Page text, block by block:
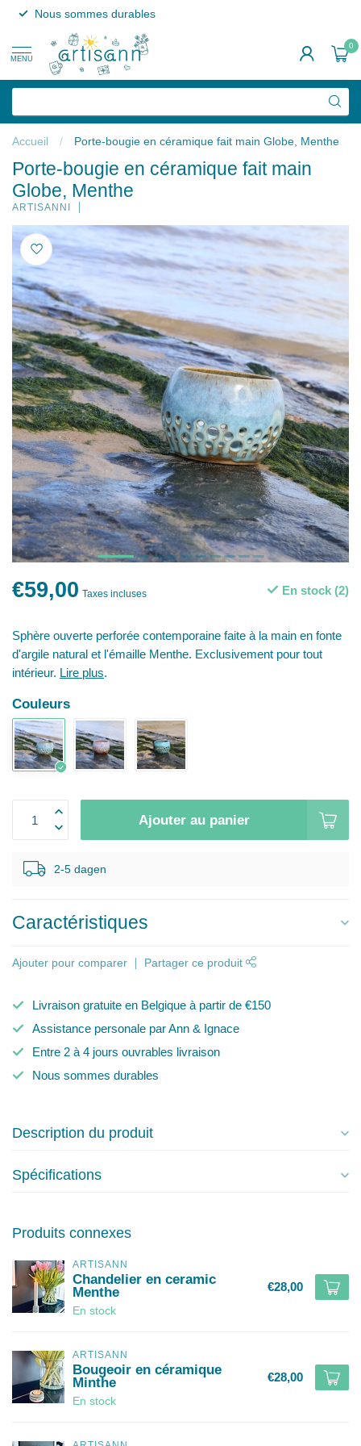
Nous sommes durables
MENU
0
Accueil / Porte-bougie en céramique fait main Globe, Menthe
Porte-bougie en céramique fait main
Globe, Menthe
ARTISANNI
€59,00 Taxes incluses En stock (2)
Sphère ouverte perforée contemporaine faite à la main en fonte
d'argile natural et l'émaille Menthe. Exclusivement pour tout
intérieur. Lire plus.
Couleurs
Ajouter au panier
2-5 dagen
Caractéristiques
Ajouter pour comparer Partager ce produit
Livraison gratuite en Belgique à partir de €150
Assistance personale par Ann & Ignace
Entre 2 à 4 jours ouvrables livraison
Nous sommes durables
Description du produit
Spécifications
Produits connexes
ARTISANN
Chandelier en ceramic
Menthe
En stock
€28,00
ARTISANN
Bougeoir en céramique
Minthe
En stock
€28,00